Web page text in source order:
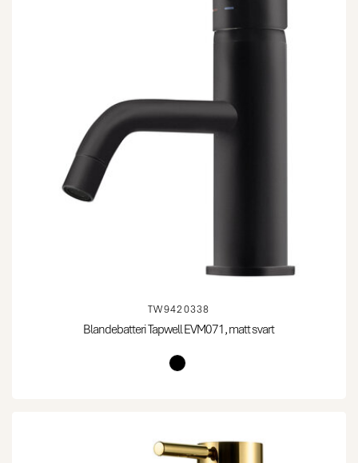
TW9420338
Blandebatteri Tapwell EVM071, matt svart